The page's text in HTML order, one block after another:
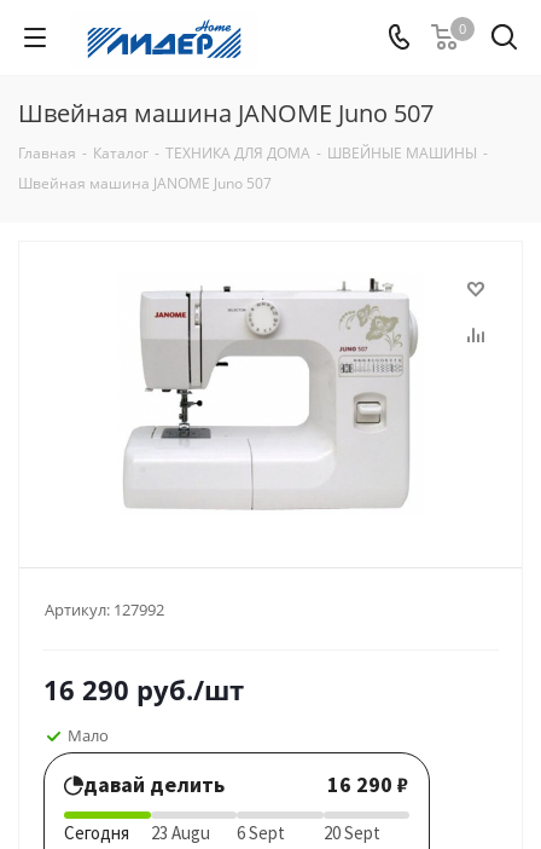
0
Швейная машина JANOME Juno 507
Главная - Каталог - ТЕХНИКА ДЛЯ ДОМА - ШВЕЙНЫЕ МАШИНЫ -
Швейная машина JANOME Juno 507
Артикул: 127992
16 290 руб./шт
Мало
давай делить 16 290 ₽
Сегодня 23 Augu 6 Sept 20 Sept